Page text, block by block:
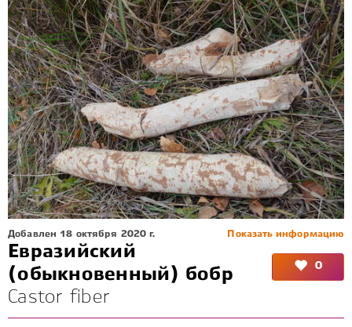
Показать информацию
Добавлен 18 октября 2020 г.
Евразийский
(обыкновенный) бобр
Castor fiber
0